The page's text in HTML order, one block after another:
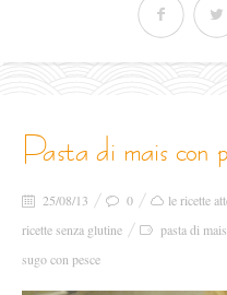
pasta di mais con
25/08/13 0 le ricette
ricette senza glutine
pasta di mais
sugo con pesce